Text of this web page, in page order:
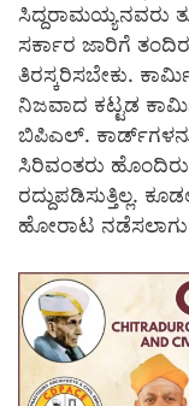
ಸಿದ್ದರಾಮಯ್ಯನವರು
ಸರ್ಕಾರ ಜಾರಿಗೆ
ತಿರಸ್ಕರಿಸಬೇಕು.
ನಿಜವಾದ ಕಟ್ಟಡ
ಬಿಪಿಎಲ್. ಕಾರ್ಡ್‍ಗಳನ್ನು
ಸಿರಿವಂತರು
ರದ್ದುಪಡಿಸುತ್ತಿಲ್ಲ.
ಹೋರಾಟ